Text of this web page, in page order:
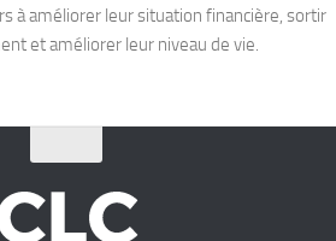
à améliorer leur situation financière, sortir
et améliorer leur niveau de vie.